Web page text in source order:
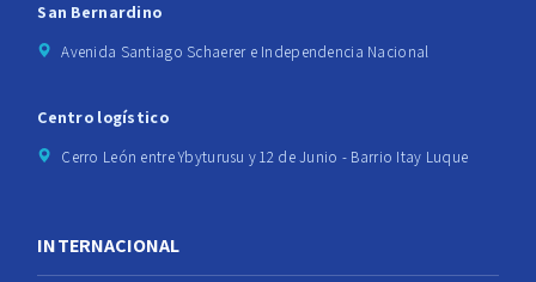
San Bernardino
Avenida Santiago Schaerer e Independencia Nacional
Centro logístico
Cerro León entre Ybyturusu y 12 de Junio - Barrio Itay Luque
INTERNACIONAL